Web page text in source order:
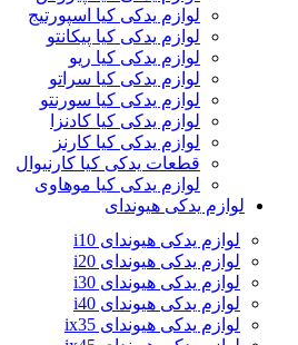
لوازم یدکی کیا اسپورتیج
لوازم یدکی کیا پیکانتو
لوازم یدکی کیا ریو
لوازم یدکی کیا سراتو
لوازم یدکی کیا سورنتو
لوازم یدکی کیا کادنزا
لوازم یدکی کیا کارنز
قطعات یدکی کیا کارنیوال
لوازم یدکی کیا موهاوی
لوازم یدکی هیوندای
لوازم یدکی هیوندای i10
لوازم یدکی هیوندای i20
لوازم یدکی هیوندای i30
لوازم یدکی هیوندای i40
لوازم یدکی هیوندای ix35